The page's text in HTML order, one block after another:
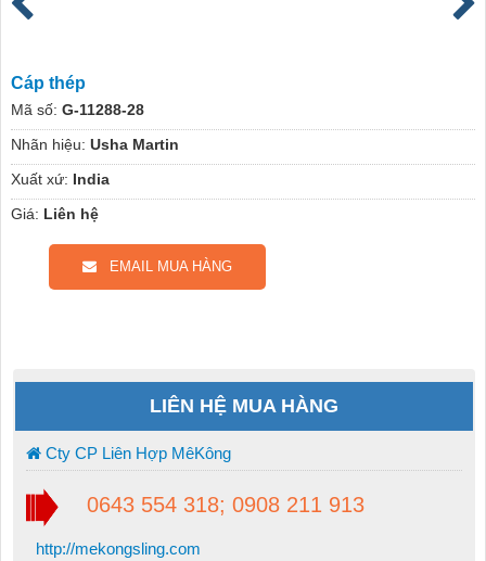
Cáp thép
Mã số: G-11288-28
Nhãn hiệu: Usha Martin
Xuất xứ: India
Giá: Liên hệ
EMAIL MUA HÀNG
LIÊN HỆ MUA HÀNG
Cty CP Liên Hợp MêKông
0643 554 318; 0908 211 913
http://mekongsling.com